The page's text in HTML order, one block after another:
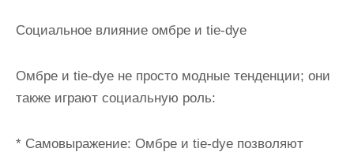
Социальное влияние омбре и tie-dye
Омбре и tie-dye не просто модные тенденции; они
также играют социальную роль:
* Самовыражение: Омбре и tie-dye позволяют